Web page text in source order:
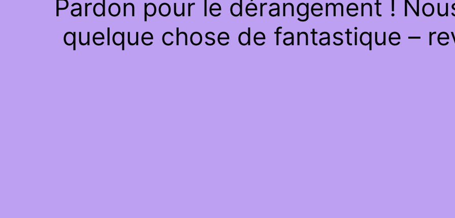
Pardon pour le dérangement !
quelque chose de fantastique –